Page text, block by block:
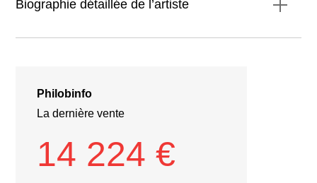
Biographie détaillée de l’artiste
Philobinfo
La dernière vente
14 224 €